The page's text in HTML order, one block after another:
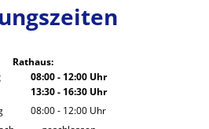
Rathaus:
08:00- 12:00Uhr
Von 08:00 bis 12:00 Uhr
13:30- 16:30Uhr
Von 13:30 bis 16:30 Uhr
08:00- 12:00 Uhr
Von 08:00 bis 12:00 Uhr